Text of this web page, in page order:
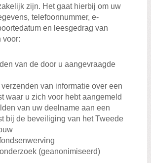
zijn. Het gaat hierbij om uw
telefoonnummer, e-
en leesgedrag van
voor:
van de door u aangevraagde
verzenden van informatie over een
waar u zich voor hebt aangemeld
van uw deelname aan een
bij de beveiliging van het Tweede
(geanonimiseerd)